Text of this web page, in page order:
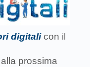
digitali con il
alla prossima